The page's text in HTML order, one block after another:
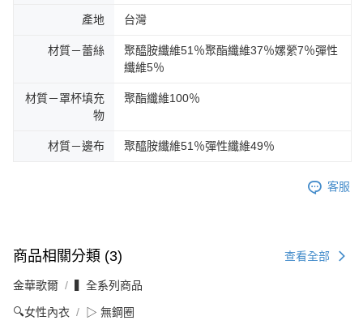
產地 台灣
材質－蕾絲
聚醯胺纖維51％聚酯纖維37％嫘縈7％彈性
纖維5％
材質－罩杯填充
物
聚酯纖維100％
材質－邊布 聚醯胺纖維51％彈性纖維49％
客服
商品相關分類 (3) 查看全部
金華歌爾 ▍全系列商品
🔍女性內衣 ▷ 無鋼圈